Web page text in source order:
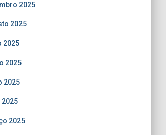
2025
2025
2025
2025
2025
2025